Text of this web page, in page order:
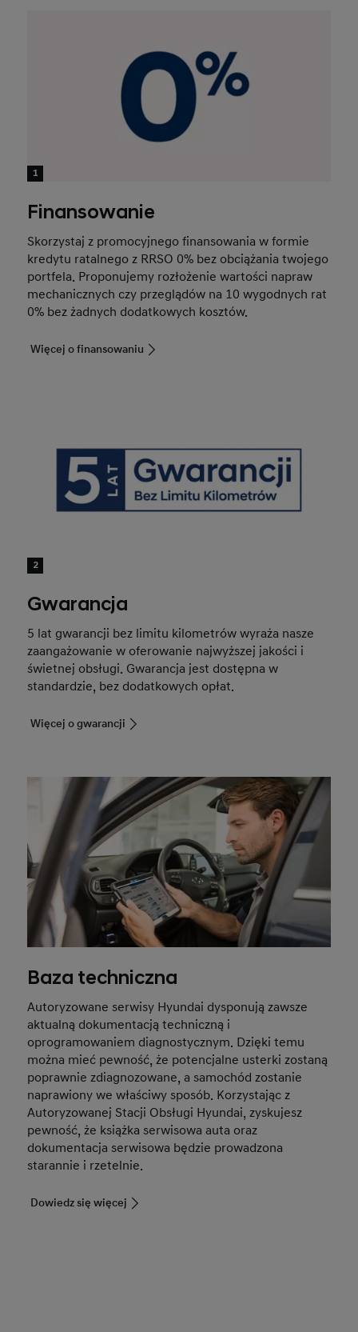
1
Finansowanie
Skorzystaj z promocyjnego finansowania w formie
kredytu ratalnego z RRSO 0% bez obciążania twojego
portfela. Proponujemy rozłożenie wartości napraw
mechanicznych czy przeglądów na 10 wygodnych rat
0% bez żadnych dodatkowych kosztów.
Więcej o finansowaniu
2
Gwarancja
5 lat gwarancji bez limitu kilometrów wyraża nasze
zaangażowanie w oferowanie najwyższej jakości i
świetnej obsługi. Gwarancja jest dostępna w
standardzie, bez dodatkowych opłat.
Więcej o gwarancji
Baza techniczna
Autoryzowane serwisy Hyundai dysponują zawsze
aktualną dokumentacją techniczną i
oprogramowaniem diagnostycznym. Dzięki temu
można mieć pewność, że potencjalne usterki zostaną
poprawnie zdiagnozowane, a samochód zostanie
naprawiony we właściwy sposób. Korzystając z
Autoryzowanej Stacji Obsługi Hyundai, zyskujesz
pewność, że książka serwisowa auta oraz
dokumentacja serwisowa będzie prowadzona
starannie i rzetelnie.
Dowiedz się więcej